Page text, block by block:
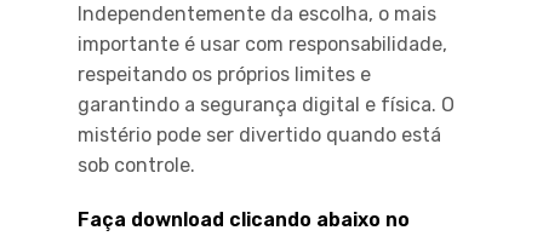
Independentemente da escolha, o mais
importante é usar com responsabilidade,
respeitando os próprios limites e
garantindo a segurança digital e física. O
mistério pode ser divertido quando está
sob controle.
Faça download clicando abaixo no